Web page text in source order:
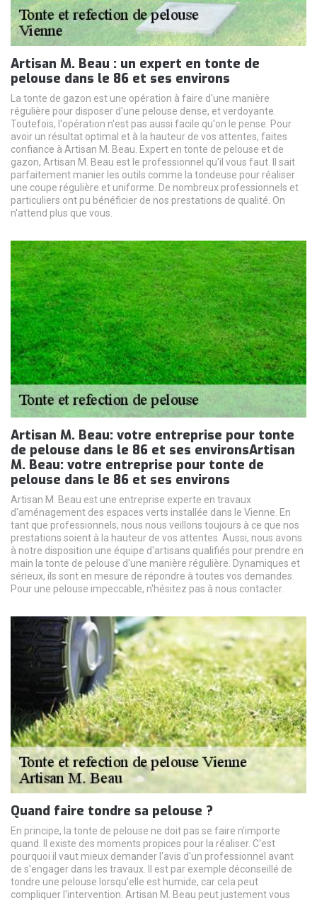
Artisan M. Beau : un expert en tonte de
pelouse dans le 86 et ses environs
La tonte de gazon est une opération à faire d'une manière
régulière pour disposer d'une pelouse dense, et verdoyante.
Toutefois, l'opération n'est pas aussi facile qu'on le pense. Pour
avoir un résultat optimal et à la hauteur de vos attentes, faites
confiance à Artisan M. Beau. Expert en tonte de pelouse et de
gazon, Artisan M. Beau est le professionnel qu'il vous faut. Il sait
parfaitement manier les outils comme la tondeuse pour réaliser
une coupe régulière et uniforme. De nombreux professionnels et
particuliers ont pu bénéficier de nos prestations de qualité. On
n'attend plus que vous.
Artisan M. Beau: votre entreprise pour tonte
de pelouse dans le 86 et ses environsArtisan
M. Beau: votre entreprise pour tonte de
pelouse dans le 86 et ses environs
Artisan M. Beau est une entreprise experte en travaux
d'aménagement des espaces verts installée dans le Vienne. En
tant que professionnels, nous nous veillons toujours à ce que nos
prestations soient à la hauteur de vos attentes. Aussi, nous avons
à notre disposition une équipe d'artisans qualifiés pour prendre en
main la tonte de pelouse d'une manière régulière. Dynamiques et
sérieux, ils sont en mesure de répondre à toutes vos demandes.
Pour une pelouse impeccable, n'hésitez pas à nous contacter.
Quand faire tondre sa pelouse ?
En principe, la tonte de pelouse ne doit pas se faire n'importe
quand. Il existe des moments propices pour la réaliser. C'est
pourquoi il vaut mieux demander l'avis d'un professionnel avant
de s'engager dans les travaux. Il est par exemple déconseillé de
tondre une pelouse lorsqu'elle est humide, car cela peut
compliquer l'intervention. Artisan M. Beau peut justement vous